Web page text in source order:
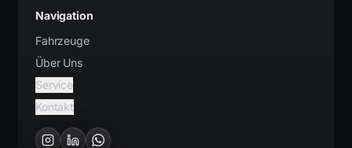
Navigation
Fahrzeuge
Über Uns
Service
Kontakt